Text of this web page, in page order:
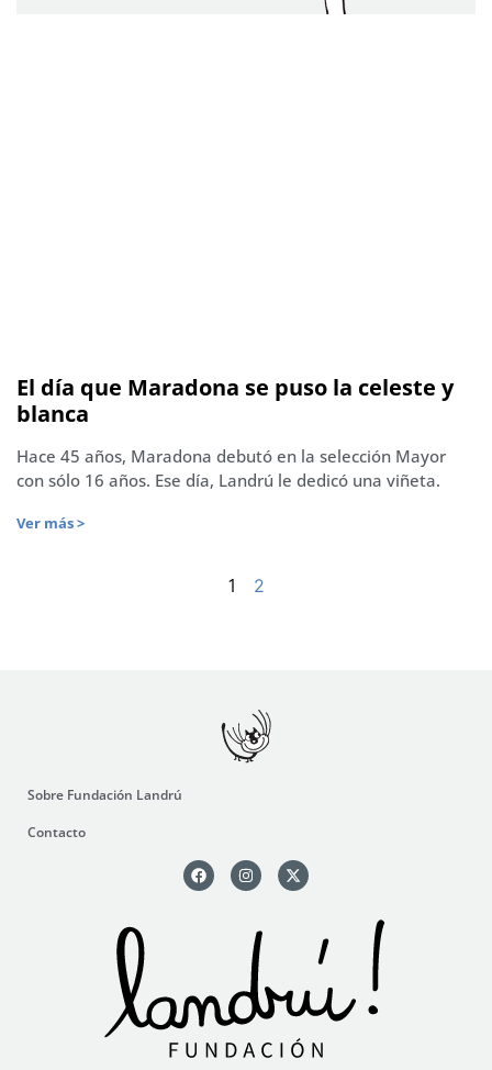
El día que Maradona se puso la celeste y
blanca
Hace 45 años, Maradona debutó en la selección Mayor
con sólo 16 años. Ese día, Landrú le dedicó una viñeta.
Ver más >
1 2
Sobre Fundación Landrú
Contacto